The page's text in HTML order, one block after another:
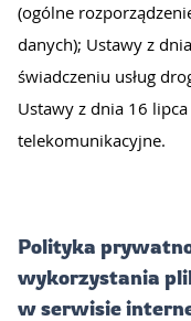
(ogólne
danych); Ustawy z
świadczeniu usług
Ustawy z dnia 16
telekomunikacyjne.
Polityka
wykorzystania
w serwisie